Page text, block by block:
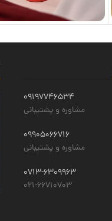
09197746534
مشاوره و پشتیبانی
09905066716
مشاوره و پشتیبانی
0713-6309963
021-66710703